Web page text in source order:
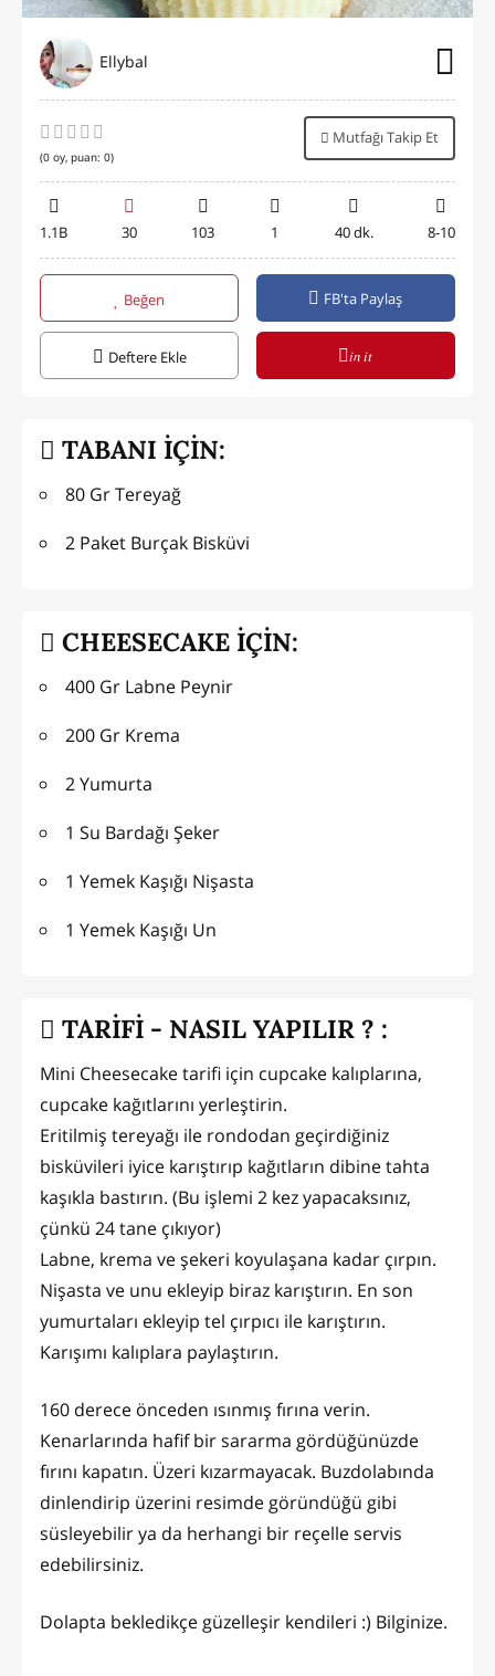
Ellybal
(0 oy, puan: 0)
Mutfağı Takip Et
1.1B 30 103 1 40 dk. 8-10
Beğen FB'ta Paylaş
Deftere Ekle in it
TABANI İÇİN:
80 Gr Tereyağ
2 Paket Burçak Bisküvi
CHEESECAKE İÇİN:
400 Gr Labne Peynir
200 Gr Krema
2 Yumurta
1 Su Bardağı Şeker
1 Yemek Kaşığı Nişasta
1 Yemek Kaşığı Un
TARİFİ - NASIL YAPILIR ? :
Mini Cheesecake tarifi için cupcake kalıplarına,
cupcake kağıtlarını yerleştirin.
Eritilmiş tereyağı ile rondodan geçirdiğiniz
bisküvileri iyice karıştırıp kağıtların dibine tahta
kaşıkla bastırın. (Bu işlemi 2 kez yapacaksınız,
çünkü 24 tane çıkıyor)
Labne, krema ve şekeri koyulaşana kadar çırpın.
Nişasta ve unu ekleyip biraz karıştırın. En son
yumurtaları ekleyip tel çırpıcı ile karıştırın.
Karışımı kalıplara paylaştırın.
160 derece önceden ısınmış fırına verin.
Kenarlarında hafif bir sararma gördüğünüzde
fırını kapatın. Üzeri kızarmayacak. Buzdolabında
dinlendirip üzerini resimde göründüğü gibi
süsleyebilir ya da herhangi bir reçelle servis
edebilirsiniz.
Dolapta bekledikçe güzelleşir kendileri :) Bilginize.